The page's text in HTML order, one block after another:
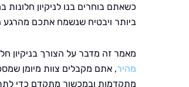
כשאתם בוחרים בנו לניקיון
ביותר ויבטיח שנשמח אתכם מהרגע
מאמר זה מדבר על הצורך בניקיון
מהיר, אתם מקבלים צוות מיומן
מתקדמות ובמכשור מתקדם כדי לתת